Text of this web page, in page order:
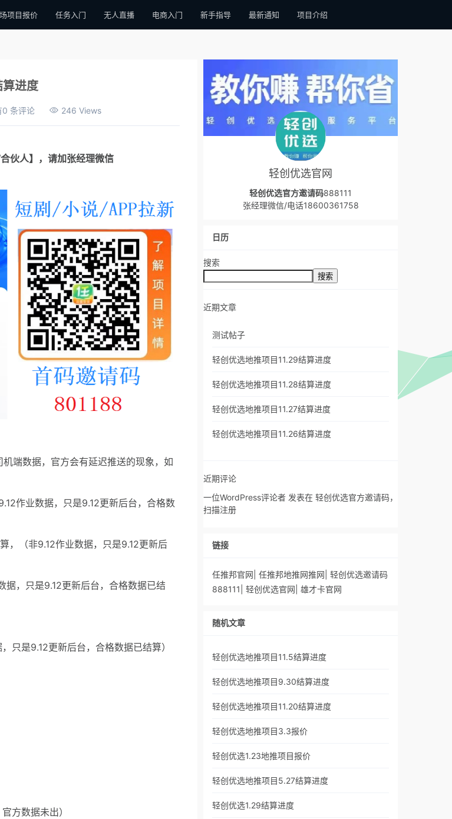
项目报价 任务入门 无人直播 电商入门 新手指导 最新通知 项目介绍
进度
0 条评论 246 Views
伙人】，请加张经理微信
端数据，官方会有延迟推送的现象，如
作业数据，只是9.12更新后台，合格数
，（非9.12作业数据，只是9.12更新后
，只是9.12更新后台，合格数据已结
只是9.12更新后台，合格数据已结算）
方数据未出）
轻创优选官网
轻创优选官方邀请码888111
张经理微信/电话18600361758
日历
搜索
搜索
近期文章
测试帖子
轻创优选地推项目11.29结算进度
轻创优选地推项目11.28结算进度
轻创优选地推项目11.27结算进度
轻创优选地推项目11.26结算进度
近期评论
一位WordPress评论者 发表在 轻创优选官方邀请码，
扫描注册
链接
任推邦官网 任推邦地推网推网 轻创优选邀请码
888111
轻创优选官网 雄才卡官网
随机文章
轻创优选地推项目11.5结算进度
轻创优选地推项目9.30结算进度
轻创优选地推项目11.20结算进度
轻创优选地推项目3.3报价
轻创优选1.23地推项目报价
轻创优选地推项目5.27结算进度
轻创优选1.29结算进度